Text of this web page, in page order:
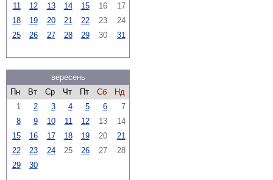
11
12 13 14 15 16
17
18
19 20 21 22 23
24
25
26 27 28 29 30 31
вересень
Пн
Вт Ср Чт Пт Сб
Нд
1
2 3 4 5 6
7
8
9 10 11 12 13
14
15
16 17 18 19 20
21
22
23 24 25 26 27
28
29
30